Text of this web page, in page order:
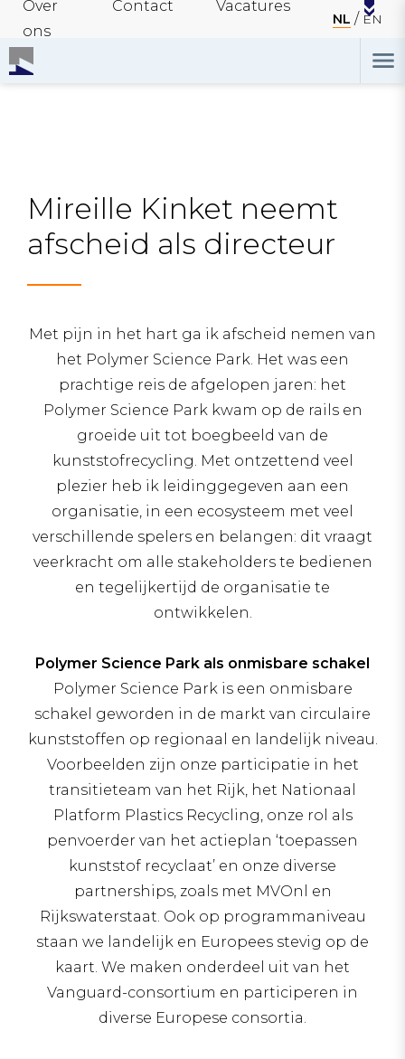
Over
ons
Contact Vacatures
NL EN
Mireille Kinket neemt
afscheid als directeur
Met pijn in het hart ga ik afscheid nemen van
het Polymer Science Park. Het was een
prachtige reis de afgelopen jaren: het
Polymer Science Park kwam op de rails en
groeide uit tot boegbeeld van de
kunststofrecycling. Met ontzettend veel
plezier heb ik leidinggegeven aan een
organisatie, in een ecosysteem met veel
verschillende spelers en belangen: dit vraagt
veerkracht om alle stakeholders te bedienen
en tegelijkertijd de organisatie te
ontwikkelen.
Polymer Science Park als onmisbare schakel
Polymer Science Park is een onmisbare
schakel geworden in de markt van circulaire
kunststoffen op regionaal en landelijk niveau.
Voorbeelden zijn onze participatie in het
transitieteam van het Rijk, het Nationaal
Platform Plastics Recycling, onze rol als
penvoerder van het actieplan ‘toepassen
kunststof recyclaat’ en onze diverse
partnerships, zoals met MVOnl en
Rijkswaterstaat. Ook op programmaniveau
staan we landelijk en Europees stevig op de
kaart. We maken onderdeel uit van het
Vanguard-consortium en participeren in
diverse Europese consortia.